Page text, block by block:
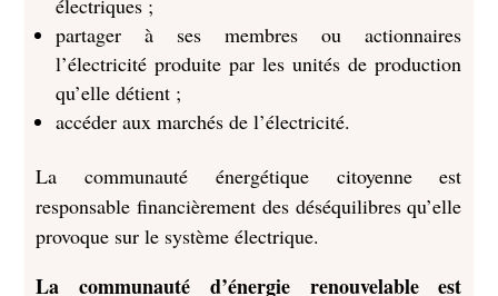
électriques ;
partager à ses membres ou actionnaires
l’électricité produite par les unités de production
qu’elle détient ;
accéder aux marchés de l’électricité.
La communauté énergétique citoyenne est
responsable financièrement des déséquilibres qu’elle
provoque sur le système électrique.
La communauté d’énergie renouvelable est